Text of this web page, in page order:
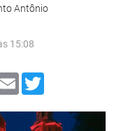
Antônio
15:08
Email